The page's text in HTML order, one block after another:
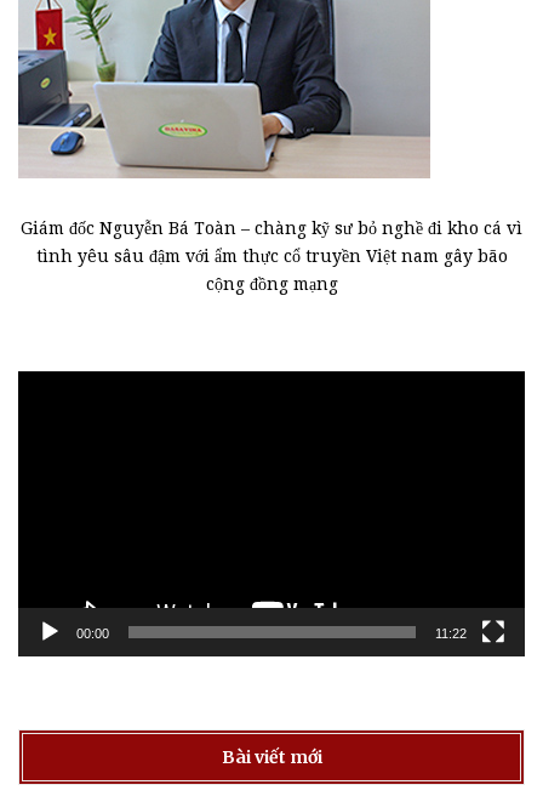
Giám đốc Nguyễn Bá Toàn – chàng kỹ sư bỏ nghề đi kho cá vì
tình yêu sâu đậm với ẩm thực cổ truyền Việt nam gây bão
cộng đồng mạng
00:00 11:22
Bài viết mới